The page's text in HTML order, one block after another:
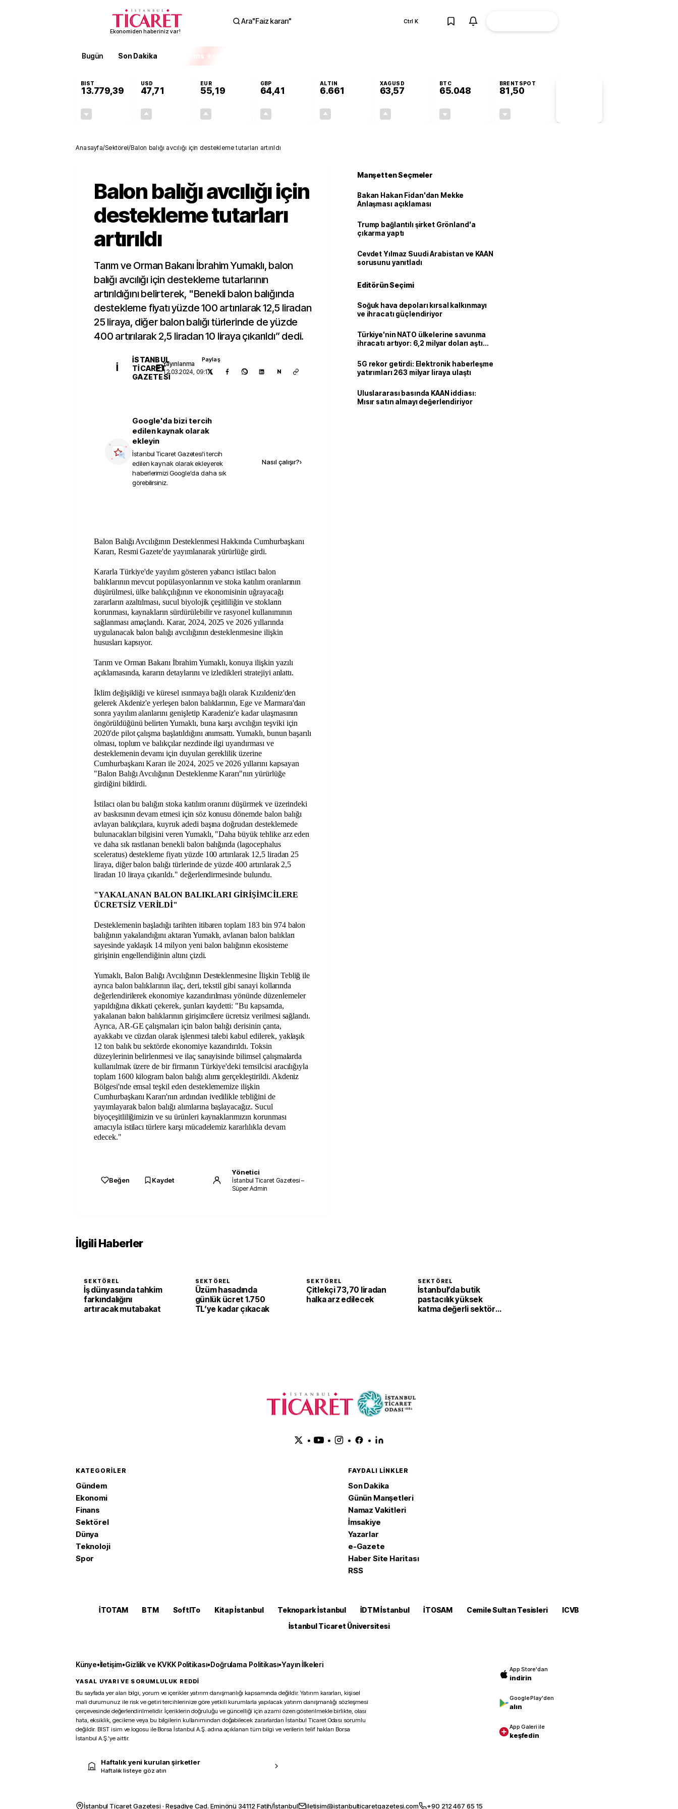
Ekonomiden haberiniz var!
Ara"Faiz kararı" Ctrl K
Bugün Son Dakika Finans EKSTRA
BIST
13.779,39
USD
47,71
EUR
55,19
GBP
64,41
ALTIN
6.661
XAGUSD
63,57
BTC
65.048
BRENTSPOT
81,50
Anasayfa/Sektörel/Balon balığı avcılığı için destekleme tutarları artırıldı
Balon balığı avcılığı için
destekleme tutarları
artırıldı
Tarım ve Orman Bakanı İbrahim Yumaklı, balon
balığı avcılığı için destekleme tutarlarının
artırıldığını belirterek, "Benekli balon balığında
destekleme fiyatı yüzde 100 artırılarak 12,5 liradan
25 liraya, diğer balon balığı türlerinde de yüzde
400 artırılarak 2,5 liradan 10 liraya çıkarıldı” dedi.
İ
İSTANBUL
TICARET
GAZETESI
Yayınlanma
12.03.2024, 09:14
Paylaş
N
Google'da bizi tercih
edilen kaynak olarak
ekleyin
İstanbul Ticaret Gazetesi'i tercih
edilen kaynak olarak ekleyerek
haberlerimizi Google'da daha sık
görebilirsiniz.
Nasıl çalışır?›
Balon Balığı Avcılığının Desteklenmesi Hakkında Cumhurbaşkanı
Kararı, Resmi Gazete'de yayımlanarak yürürlüğe girdi.
Kararla Türkiye'de yayılım gösteren yabancı istilacı balon
balıklarının mevcut popülasyonlarının ve stoka katılım oranlarının
düşürülmesi, ülke balıkçılığının ve ekonomisinin uğrayacağı
zararların azaltılması, sucul biyolojik çeşitliliğin ve stokların
korunması, kaynakların sürdürülebilir ve rasyonel kullanımının
sağlanması amaçlandı. Karar, 2024, 2025 ve 2026 yıllarında
uygulanacak balon balığı avcılığının desteklenmesine ilişkin
hususları kapsıyor.
Tarım ve Orman Bakanı İbrahim Yumaklı, konuya ilişkin yazılı
açıklamasında, kararın detaylarını ve izledikleri stratejiyi anlattı.
İklim değişikliği ve küresel ısınmaya bağlı olarak Kızıldeniz'den
gelerek Akdeniz'e yerleşen balon balıklarının, Ege ve Marmara'dan
sonra yayılım alanlarını genişletip Karadeniz'e kadar ulaşmasının
öngörüldüğünü belirten Yumaklı, buna karşı avcılığın teşviki için
2020'de pilot çalışma başlatıldığını anımsattı. Yumaklı, bunun başarılı
olması, toplum ve balıkçılar nezdinde ilgi uyandırması ve
desteklemenin devamı için duyulan gereklilik üzerine
Cumhurbaşkanı Kararı ile 2024, 2025 ve 2026 yıllarını kapsayan
"Balon Balığı Avcılığının Desteklenme Kararı"nın yürürlüğe
girdiğini bildirdi.
İstilacı olan bu balığın stoka katılım oranını düşürmek ve üzerindeki
av baskısının devam etmesi için söz konusu dönemde balon balığı
avlayan balıkçılara, kuyruk adedi başına doğrudan desteklemede
bulunacakları bilgisini veren Yumaklı, "Daha büyük tehlike arz eden
ve daha sık rastlanan benekli balon balığında (lagocephalus
sceleratus) destekleme fiyatı yüzde 100 artırılarak 12,5 liradan 25
liraya, diğer balon balığı türlerinde de yüzde 400 artırılarak 2,5
liradan 10 liraya çıkarıldı." değerlendirmesinde bulundu.
"YAKALANAN BALON BALIKLARI GİRİŞİMCİLERE
ÜCRETSİZ VERİLDİ"
Desteklemenin başladığı tarihten itibaren toplam 183 bin 974 balon
balığının yakalandığını aktaran Yumaklı, avlanan balon balıkları
sayesinde yaklaşık 14 milyon yeni balon balığının ekosisteme
girişinin engellendiğinin altını çizdi.
Yumaklı, Balon Balığı Avcılığının Desteklenmesine İlişkin Tebliğ ile
ayrıca balon balıklarının ilaç, deri, tekstil gibi sanayi kollarında
değerlendirilerek ekonomiye kazandırılması yönünde düzenlemeler
yapıldığına dikkati çekerek, şunları kaydetti: "Bu kapsamda,
yakalanan balon balıklarının girişimcilere ücretsiz verilmesi sağlandı.
Ayrıca, AR-GE çalışmaları için balon balığı derisinin çanta,
ayakkabı ve cüzdan olarak işlenmesi talebi kabul edilerek, yaklaşık
12 ton balık bu sektörde ekonomiye kazandırıldı. Toksin
düzeylerinin belirlenmesi ve ilaç sanayisinde bilimsel çalışmalarda
kullanılmak üzere de bir firmanın Türkiye'deki temsilcisi aracılığıyla
toplam 1600 kilogram balon balığı alımı gerçekleştirildi. Akdeniz
Bölgesi'nde emsal teşkil eden desteklememize ilişkin
Cumhurbaşkanı Kararı'nın ardından ivedilikle tebliğini de
yayımlayarak balon balığı alımlarına başlayacağız. Sucul
biyoçeşitliliğimizin ve su ürünleri kaynaklarımızın korunması
amacıyla istilacı türlere karşı mücadelemiz kararlılıkla devam
edecek."
Beğen Kaydet
Yönetici
İstanbul Ticaret Gazetesi –
Süper Admin
Manşetten Seçmeler
Bakan Hakan Fidan'dan Mekke
Anlaşması açıklaması
Trump bağlantılı şirket Grönland'a
çıkarma yaptı
Cevdet Yılmaz Suudi Arabistan ve KAAN
sorusunu yanıtladı
Editörün Seçimi
Soğuk hava depoları kırsal kalkınmayı
ve ihracatı güçlendiriyor
Türkiye'nin NATO ülkelerine savunma
ihracatı artıyor: 6,2 milyar doları aştı
5G rekor getirdi: Elektronik haberleşme
yatırımları 263 milyar liraya ulaştı
Uluslararası basında KAAN iddiası:
Mısır satın almayı değerlendiriyor
İlgili Haberler
SEKTÖREL
İş dünyasında tahkim
farkındalığını
artıracak mutabakat
SEKTÖREL
Üzüm hasadında
günlük ücret 1.750
TL’ye kadar çıkacak
SEKTÖREL
Çitlekçi 73,70 liradan
halka arz edilecek
SEKTÖREL
İstanbul’da butik
pastacılık yüksek
katma değerli sektöre
• • • •
KATEGORILER
Gündem
Ekonomi
Finans
Sektörel
Dünya
Teknoloji
Spor
FAYDALI LINKLER
Son Dakika
Günün Manşetleri
Namaz Vakitleri
İmsakiye
Yazarlar
e-Gazete
Haber Site Haritası
RSS
İTOTAM BTM SoftITo Kitap İstanbul Teknopark İstanbul İDTM İstanbul İTOSAM Cemile Sultan Tesisleri
ICVB
İstanbul Ticaret Üniversitesi
Künye•İletişim•Gizlilik ve KVKK Politikası•Doğrulama Politikası•Yayın İlkeleri
YASAL UYARI VE SORUMLULUK REDDİ
Bu sayfada yer alan bilgi, yorum ve içerikler yatırım danışmanlığı kapsamında değildir. Yatırım kararları, kişisel
mali durumunuz ile risk ve getiri tercihlerinize göre yetkili kurumlarla yapılacak yatırım danışmanlığı sözleşmesi
çerçevesinde değerlendirilmelidir. İçeriklerin doğruluğu ve güncelliği için azami özen gösterilmekle birlikte, olası
hata, eksiklik, gecikme veya bu bilgilerin kullanımından doğabilecek zararlardan İstanbul Ticaret Odası sorumlu
değildir. BIST isim ve logosu ile Borsa İstanbul A.Ş. adına açıklanan tüm bilgi ve verilerin telif hakları Borsa
İstanbul A.Ş.’ye aittir.
Haftalık yeni kurulan şirketler
Haftalık listeye göz atın
App Store'dan
indirin
Google Play'den
alın
App Galeri ile
keşfedin
İstanbul Ticaret Gazetesi · Reşadiye Cad. Eminönü 34112 Fatih/İstanbul iletisim@istanbulticaretgazetesi.com +90 212 467 65 15